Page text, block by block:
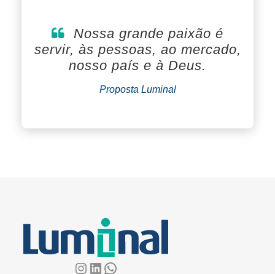
Nossa grande paixão é
servir, às pessoas, ao mercado,
nosso país e à Deus.
Proposta Luminal
Instagram LinkedIn WhatsApp